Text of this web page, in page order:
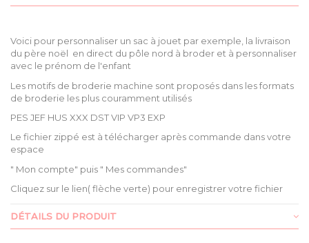
Voici pour personnaliser un sac à jouet par exemple, la livraison
du père noël en direct du pôle nord à broder et à personnaliser
avec le prénom de l'enfant
Les motifs de broderie machine sont proposés dans les formats
de broderie les plus couramment utilisés
PES JEF HUS XXX DST VIP VP3 EXP
Le fichier zippé est à télécharger après commande dans votre
espace
" Mon compte" puis " Mes commandes"
Cliquez sur le lien( flèche verte) pour enregistrer votre fichier
DÉTAILS DU PRODUIT